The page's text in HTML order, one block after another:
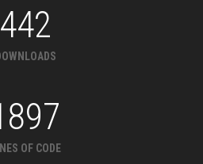
442
OF CODE